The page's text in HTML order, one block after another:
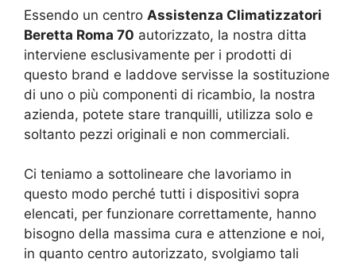
Essendo un centro Assistenza Climatizzatori
Beretta Roma 70 autorizzato, la nostra ditta
interviene esclusivamente per i prodotti di
questo brand e laddove servisse la sostituzione
di uno o più componenti di ricambio, la nostra
azienda, potete stare tranquilli, utilizza solo e
soltanto pezzi originali e non commerciali.
Ci teniamo a sottolineare che lavoriamo in
questo modo perché tutti i dispositivi sopra
elencati, per funzionare correttamente, hanno
bisogno della massima cura e attenzione e noi,
in quanto centro autorizzato, svolgiamo tali